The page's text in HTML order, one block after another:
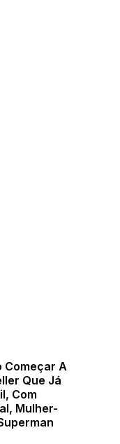
Começar A
Que Já
Com
Mulher-